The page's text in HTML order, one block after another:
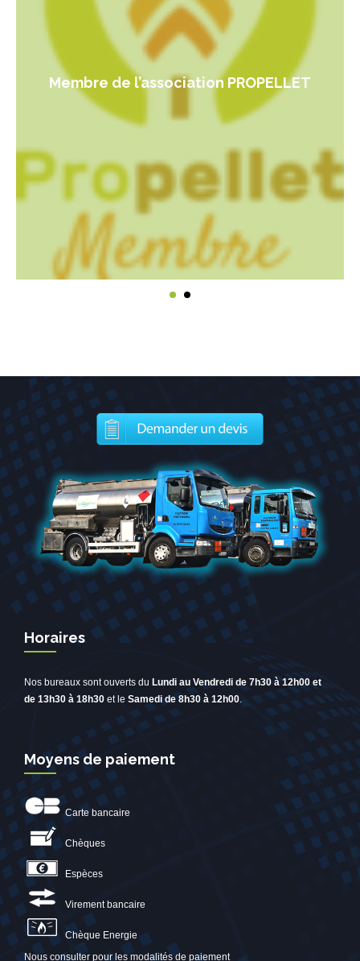
Membre de l’association PROPELLET
Horaires
Nos bureaux sont ouverts du Lundi au Vendredi de 7h30 à 12h00 et
de 13h30 à 18h30 et le Samedi de 8h30 à 12h00
Moyens de paiement
Carte bancaire
Chèques
Espèces
Virement bancaire
Chèque Energie
Nous consulter pour les modalités de paiement